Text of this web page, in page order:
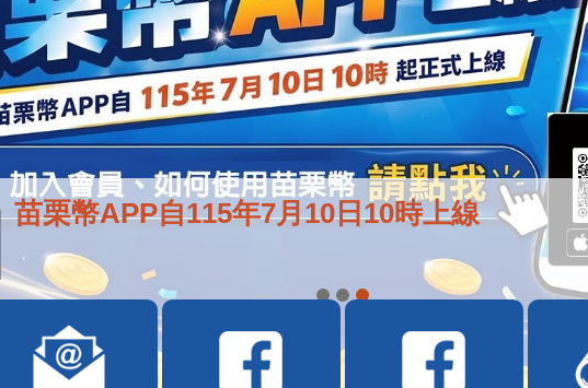
苗栗幣APP自115年7月10日10時上線